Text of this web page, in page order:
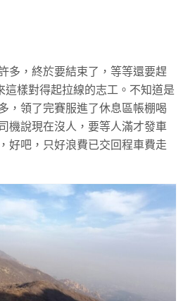
多，終於要結束了，等等還要趕
這樣對得起拉線的志工。不知道是
，領了完賽服進了休息區帳棚喝
機說現在沒人，要等人滿才發車
好吧，只好浪費已交回程車費走